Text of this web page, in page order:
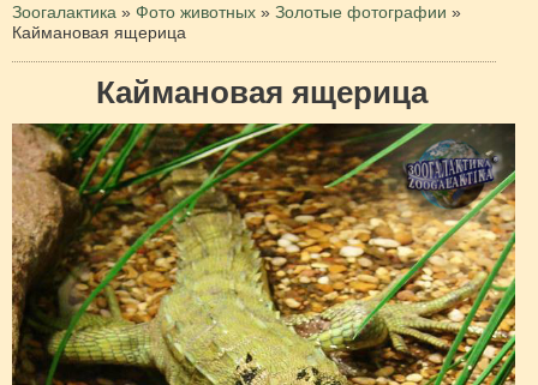
Зоогалактика » Фото животных » Золотые фотографии »
Каймановая ящерица
Каймановая ящерица